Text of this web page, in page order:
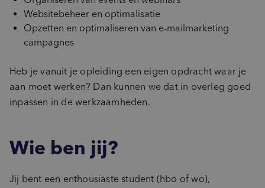
Websitebeheer en optimalisatie
Opzetten en optimaliseren van e-mailmarketing
campagnes
Heb je vanuit je opleiding een eigen opdracht waar je
aan moet werken? Dan kunnen we dat in overleg goed
inpassen in de werkzaamheden.
Wie ben jij?
Jij bent een enthousiaste student (hbo of wo),